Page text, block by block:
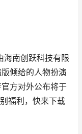
南创跃科技有限
倾给的人物扮演
方对外公布将于
福利，快来下载